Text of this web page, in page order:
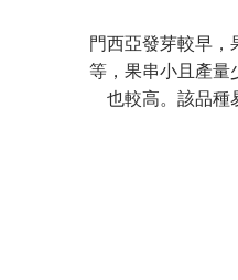
門西亞發芽較早，
等，果串小且產量
也較高。該品種